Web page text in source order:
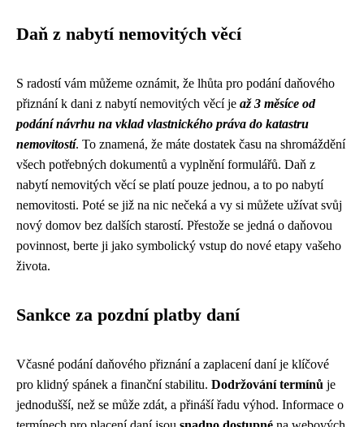
Daň z nabytí nemovitých věcí
S radostí vám můžeme oznámit, že lhůta pro podání daňového
přiznání k dani z nabytí nemovitých věcí je až 3 měsíce od
podání návrhu na vklad vlastnického práva do katastru
nemovitostí. To znamená, že máte dostatek času na shromáždění
všech potřebných dokumentů a vyplnění formulářů. Daň z
nabytí nemovitých věcí se platí pouze jednou, a to po nabytí
nemovitosti. Poté se již na nic nečeká a vy si můžete užívat svůj
nový domov bez dalších starostí. Přestože se jedná o daňovou
povinnost, berte ji jako symbolický vstup do nové etapy vašeho
života.
Sankce za pozdní platby daní
Včasné podání daňového přiznání a zaplacení daní je klíčové
pro klidný spánek a finanční stabilitu. Dodržování termínů je
jednodušší, než se může zdát, a přináší řadu výhod. Informace o